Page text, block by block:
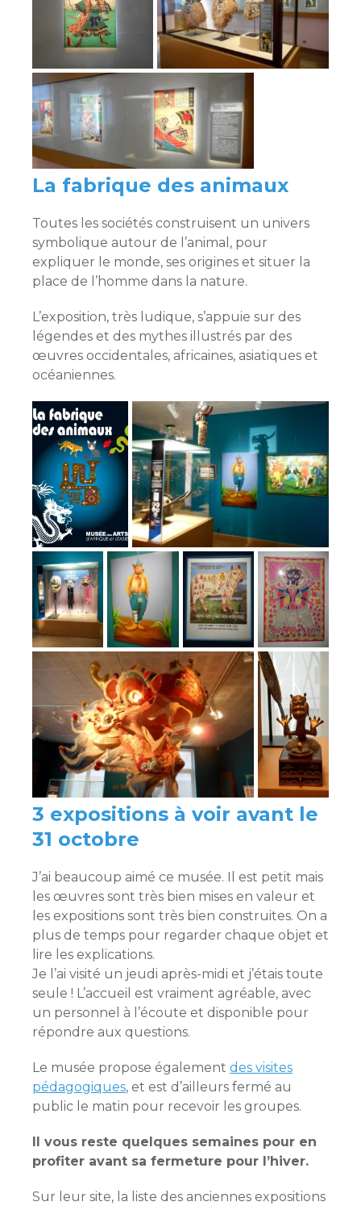
La fabrique des animaux
Toutes les sociétés construisent un univers
symbolique autour de l’animal, pour
expliquer le monde, ses origines et situer la
place de l’homme dans la nature.
L’exposition, très ludique, s’appuie sur des
légendes et des mythes illustrés par des
œuvres occidentales, africaines, asiatiques et
océaniennes.
3 expositions à voir avant le
31 octobre
J’ai beaucoup aimé ce musée. Il est petit mais
les œuvres sont très bien mises en valeur et
les expositions sont très bien construites. On a
plus de temps pour regarder chaque objet et
lire les explications.
Je l’ai visité un jeudi après-midi et j’étais toute
seule ! L’accueil est vraiment agréable, avec
un personnel à l’écoute et disponible pour
répondre aux questions.
Le musée propose également des visites
pédagogiques, et est d’ailleurs fermé au
public le matin pour recevoir les groupes.
Il vous reste quelques semaines pour en
profiter avant sa fermeture pour l’hiver.
Sur leur site, la liste des anciennes expositions